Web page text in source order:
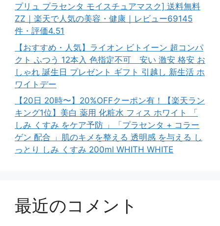
プリュ プラセンタ モイスチュアマスク] 送料無料
ZZ｜楽天で人気の美容・健康｜レビュー69145
件・評価4.51
【おすすめ・人気】ライオン ビトイーン 超コンパ
クト ふつう 12本入 色指定不可 安い 激安 格安 お
しゃれ 誕生日 プレゼント ギフト 引越し 新生活 ホ
ワイトデー
【20日 20時〜】20%OFFクーポン有！【楽天ラン
キング1位】美白 薬用 化粧水 フィス ホワイト 「
しみ くすみ をケア予防 」「プラセンタ + コラー
ゲン 配合 」肌のキメを整える 透明感 を与える し
っとり しみ くすみ 200ml WHITH WHITE
最近のコメント